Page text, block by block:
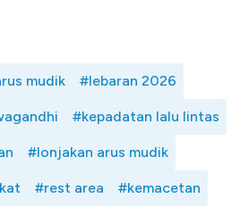
mudik #lebaran 2026
#kepadatan lalu lintas
#lonjakan arus mudik
#rest area #kemacetan